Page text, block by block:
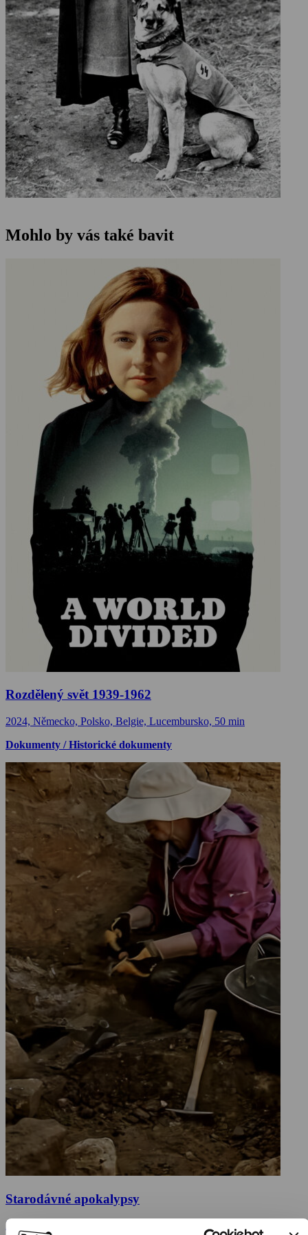
Mohlo by vás také bavit
Rozdělený svět 1939-1962
2024, Německo, Polsko, Belgie, Lucembursko, 50 min
Dokumenty / Historické dokumenty
Starodávné apokalypsy
2021, Velká Británie, Německo, 50 min